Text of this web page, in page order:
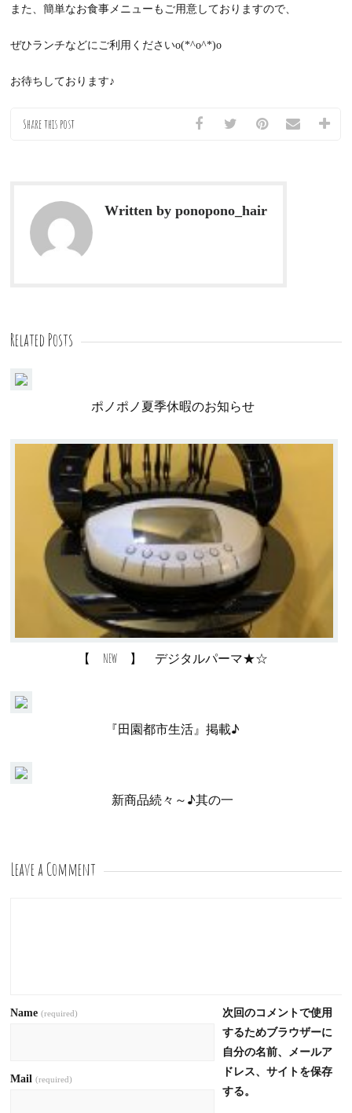
また、簡単なお食事メニューもご用意しておりますので、
ぜひランチなどにご利用くださいo(*^o^*)o
お待ちしております♪
Share this post
Written by ponopono_hair
Related Posts
ポノポノ夏季休暇のお知らせ
【 NEW 】 デジタルパーマ★☆
『田園都市生活』掲載♪
新商品続々～♪其の一
Leave a Comment
Name(required)
Mail(required)
次回のコメントで使用
するためブラウザーに
自分の名前、メールア
ドレス、サイトを保存
する。